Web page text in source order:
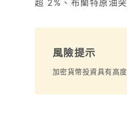
超 2%、布蘭特原油
風險提示
加密貨幣投資具有高